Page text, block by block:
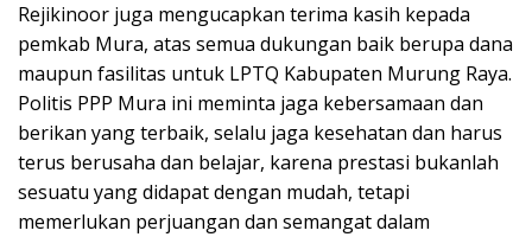
Rejikinoor juga mengucapkan terima kasih kepada
pemkab Mura, atas semua dukungan baik berupa dana
maupun fasilitas untuk LPTQ Kabupaten Murung Raya.
Politis PPP Mura ini meminta jaga kebersamaan dan
berikan yang terbaik, selalu jaga kesehatan dan harus
terus berusaha dan belajar, karena prestasi bukanlah
sesuatu yang didapat dengan mudah, tetapi
memerlukan perjuangan dan semangat dalam